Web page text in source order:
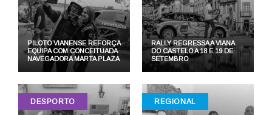
PILOTO VIANENSE REFORÇA
EQUIPA COM CONCEITUADA
NAVEGADORA MARTA PLAZA
RALLY REGRESSA A VIANA
DO CASTELO A 18 E 19 DE
SETEMBRO
DESPORTO REGIONAL